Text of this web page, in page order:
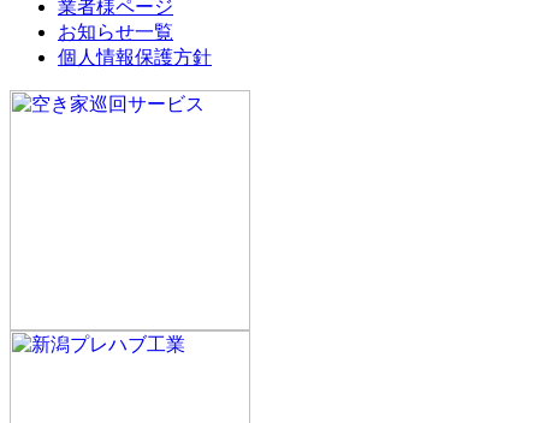
業者様ページ
お知らせ一覧
個人情報保護方針